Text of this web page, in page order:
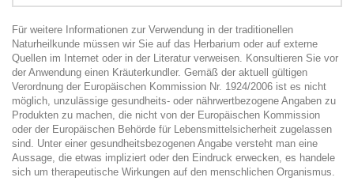
Für weitere Informationen zur Verwendung in der traditionellen
Naturheilkunde müssen wir Sie auf das Herbarium oder auf externe
Quellen im Internet oder in der Literatur verweisen. Konsultieren Sie vor
der Anwendung einen Kräuterkundler. Gemäß der aktuell gültigen
Verordnung der Europäischen Kommission Nr. 1924/2006 ist es nicht
möglich, unzulässige gesundheits- oder nährwertbezogene Angaben zu
Produkten zu machen, die nicht von der Europäischen Kommission
oder der Europäischen Behörde für Lebensmittelsicherheit zugelassen
sind. Unter einer gesundheitsbezogenen Angabe versteht man eine
Aussage, die etwas impliziert oder den Eindruck erwecken, es handele
sich um therapeutische Wirkungen auf den menschlichen Organismus.